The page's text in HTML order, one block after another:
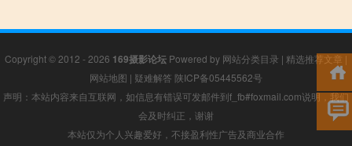
Copyright © 2012 - 2026 169摄影论坛 Powered by 网站分类目录 | 精选推荐文章 |
网站地图 | 疑难解答 陕ICP备05445562号
声明：本站内容来自互联网，如信息有错误可发邮件到f_fb#foxmail.com说明，我们
会及时纠正，谢谢
本站仅为个人兴趣爱好，不接盈利性广告及商业合作